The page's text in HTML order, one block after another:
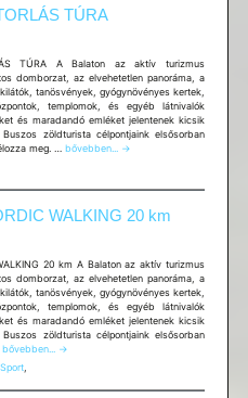
TÚRA
TÚRA A Balaton az aktív turizmus
domborzat, az elvehetetlen panoráma, a
tanösvények, gyógynövényes kertek,
templomok, és egyéb látnivalók
és maradandó emléket jelentenek kicsik
zöldturista célpontjaink elsősorban
meg. … SPORT
TÚRA
bővebben...
→
WALKING 20 km
20 km A Balaton az aktív turizmus
domborzat, az elvehetetlen panoráma, a
tanösvények, gyógynövényes kertek,
templomok, és egyéb látnivalók
és maradandó emléket jelentenek kicsik
zöldturista célpontjaink elsősorban
SPORT
–
NORDIC
WALKING
bővebben...
→
Sport,